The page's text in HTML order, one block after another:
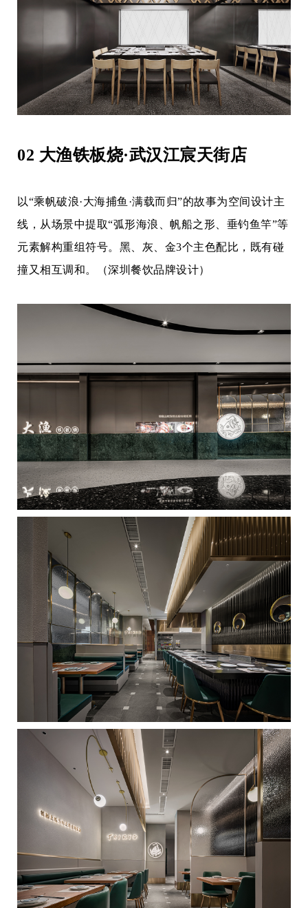
02 大渔铁板烧·武汉江宸天街店
以“乘帆破浪·大海捕鱼·满载而归”的故事为空间设计主
线，从场景中提取“弧形海浪、帆船之形、垂钓鱼竿”等
元素解构重组符号。黑、灰、金3个主色配比，既有碰
撞又相互调和。（深圳餐饮品牌设计）